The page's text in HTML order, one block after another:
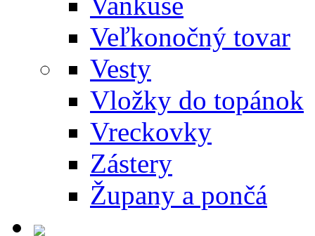
Veľkonočný tovar
Vesty
Vložky do topánok
Vreckovky
Zástery
Župany a pončá